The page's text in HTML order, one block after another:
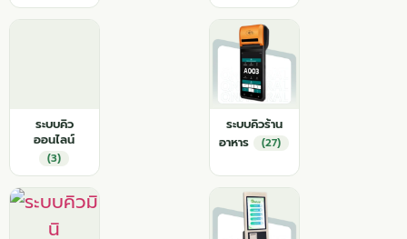
ระบบคิว
ออนไลน์
(3)
ระบบคิวร้าน
อาหาร
(27)